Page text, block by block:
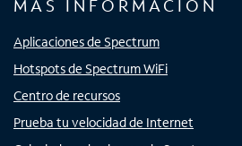
MÁS INFORMACIÓN
Aplicaciones de Spectrum
Hotspots de Spectrum WiFi
Centro de recursos
Prueba tu velocidad de Internet